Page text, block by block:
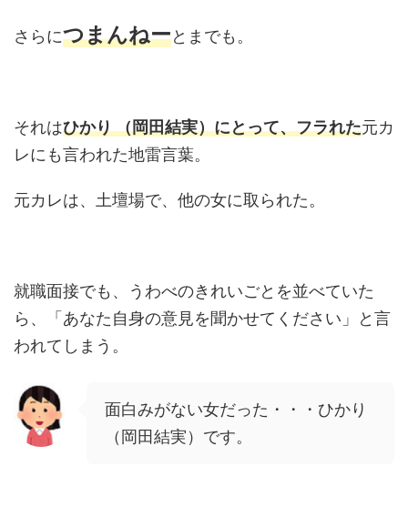
さらにつまんねーとまでも。
それはひかり （岡田結実）にとって、フラれた元カ
レにも言われた地雷言葉。
元カレは、土壇場で、他の女に取られた。
就職面接でも、うわべのきれいごとを並べていた
ら、「あなた自身の意見を聞かせてください」と言
われてしまう。
面白みがない女だった・・・ひかり
（岡田結実）です。